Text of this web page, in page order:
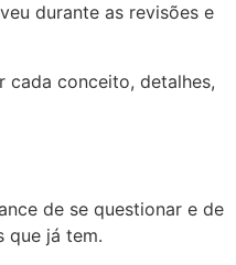
durante as revisões e
cada conceito, detalhes,
de se questionar e de
que já tem.